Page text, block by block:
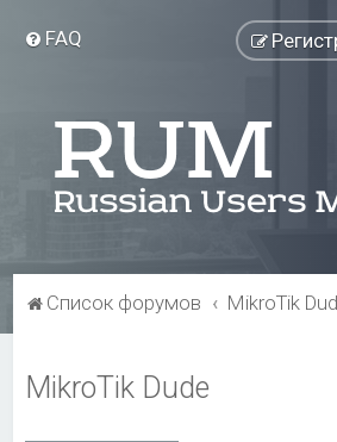
FAQ
Список форумов MikroTik
MikroTik Dude